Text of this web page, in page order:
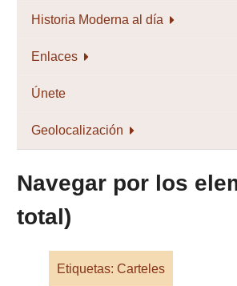
Historia Moderna al día
Enlaces
Únete
Geolocalización
Navegar por los
total)
Etiquetas: Carteles